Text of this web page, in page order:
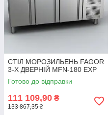
СТІЛ МОРОЗИЛЬЕНЬ FAGOR
3-Х ДВЕРНІЙ MFN-180 EXP
Готово до відправки
111 109,90 ₴
133 867,35 ₴